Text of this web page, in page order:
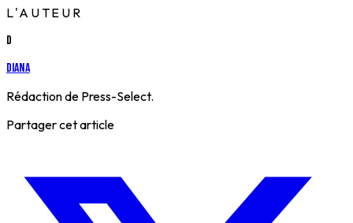
L'AUTEUR
D
Diana
Rédaction de Press-Select.
Partager cet article